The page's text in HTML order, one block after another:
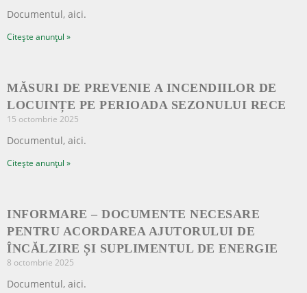
Documentul, aici.
Citește anunțul »
MĂSURI DE PREVENIE A INCENDIILOR DE
LOCUINȚE PE PERIOADA SEZONULUI RECE
15 octombrie 2025
Documentul, aici.
Citește anunțul »
INFORMARE – DOCUMENTE NECESARE
PENTRU ACORDAREA AJUTORULUI DE
ÎNCĂLZIRE ȘI SUPLIMENTUL DE ENERGIE
8 octombrie 2025
Documentul, aici.